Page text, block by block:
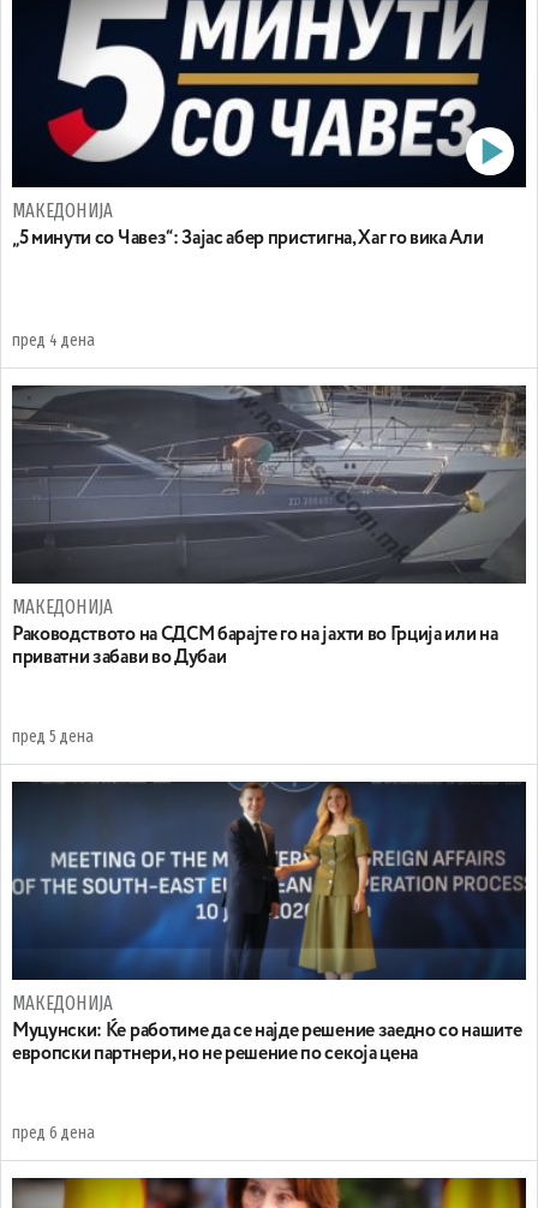
МАКЕДОНИЈА
„5 минути со Чавез“: Зајас абер пристигна, Хаг го вика Али
пред 4 дена
МАКЕДОНИЈА
Раководството на СДСМ барајте го на јахти во Грција или на
приватни забави во Дубаи
пред 5 дена
МАКЕДОНИЈА
Муцунски: Ќе работиме да се најде решение заедно со нашите
европски партнери, но не решение по секоја цена
пред 6 дена